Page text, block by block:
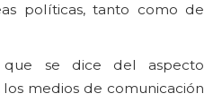
políticas, tanto como de
se dice del aspecto
medios de comunicación